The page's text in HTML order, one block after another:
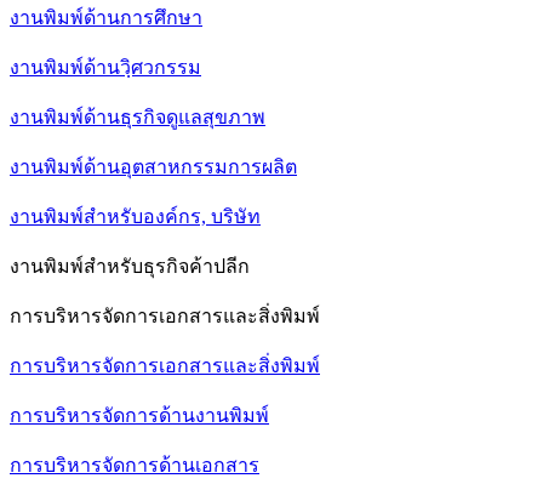
งานพิมพ์ด้านการศึกษา
งานพิมพ์ด้านวฺิศวกรรม
งานพิมพ์ด้านธุรกิจดูแลสุขภาพ
งานพิมพ์ด้านอุตสาหกรรมการผลิต
งานพิมพ์สำหรับองค์กร, บริษัท
งานพิมพ์สำหรับธุรกิจค้าปลีก
การบริหารจัดการเอกสารและสิ่งพิมพ์
การบริหารจัดการเอกสารและสิ่งพิมพ์
การบริหารจัดการด้านงานพิมพ์
การบริหารจัดการด้านเอกสาร